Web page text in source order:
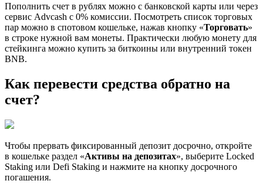
Пополнить счет в рублях можно с банковской карты или через
сервис Advcash с 0% комиссии. Посмотреть список торговых
пар можно в спотовом кошельке, нажав кнопку «Торговать»
в строке нужной вам монеты. Практически любую монету для
стейкинга можно купить за биткоины или внутренний токен
BNB.
Как перевести средства обратно на
счет?
Чтобы прервать фиксированный депозит досрочно, откройте
в кошельке раздел «Активы на депозитах», выберите Locked
Staking или Defi Staking и нажмите на кнопку досрочного
погашения.